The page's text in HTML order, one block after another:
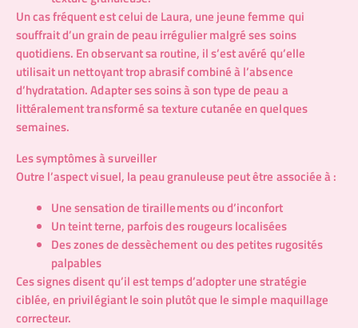
Un cas fréquent est celui de Laura, une jeune femme qui
souffrait d’un grain de peau irrégulier malgré ses soins
quotidiens. En observant sa routine, il s’est avéré qu’elle
utilisait un nettoyant trop abrasif combiné à l’absence
d’hydratation. Adapter ses soins à son type de peau a
littéralement transformé sa texture cutanée en quelques
semaines.
Les symptômes à surveiller
Outre l’aspect visuel, la peau granuleuse peut être associée à :
Une sensation de tiraillements ou d’inconfort
Un teint terne, parfois des rougeurs localisées
Des zones de dessèchement ou des petites rugosités
palpables
Ces signes disent qu’il est temps d’adopter une stratégie
ciblée, en privilégiant le soin plutôt que le simple maquillage
correcteur.